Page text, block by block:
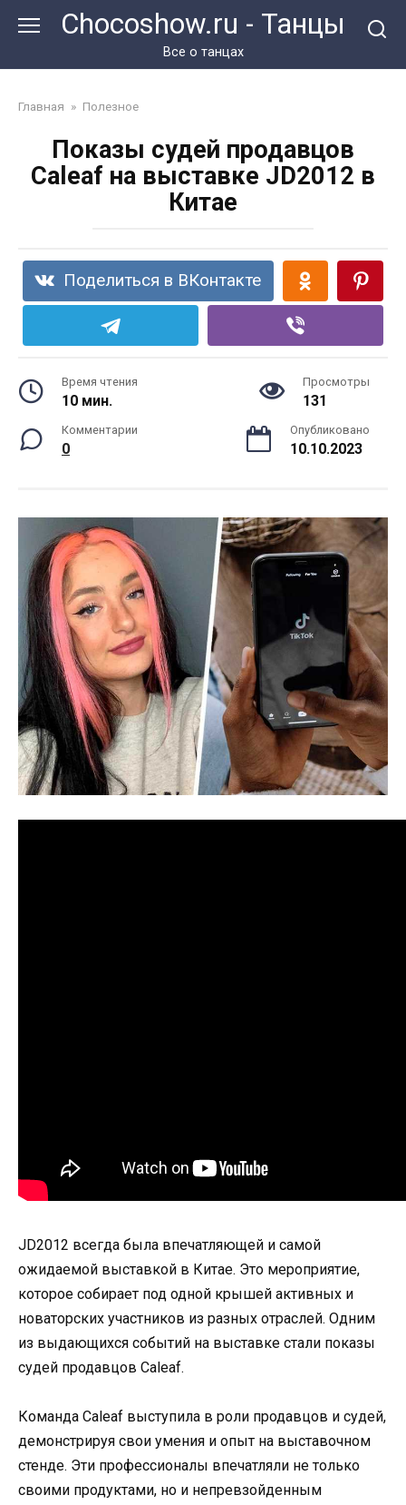
Chocoshow.ru - Танцы
Все о танцах
Главная » Полезное
Показы судей продавцов
Caleaf на выставке JD2012 в
Китае
Поделиться в ВКонтакте
Время чтения
10 мин.
Просмотры
131
Комментарии
0
Опубликовано
10.10.2023
JD2012 всегда была впечатляющей и самой
ожидаемой выставкой в Китае. Это мероприятие,
которое собирает под одной крышей активных и
новаторских участников из разных отраслей. Одним
из выдающихся событий на выставке стали показы
судей продавцов Caleaf.
Команда Caleaf выступила в роли продавцов и судей,
демонстрируя свои умения и опыт на выставочном
стенде. Эти профессионалы впечатляли не только
своими продуктами, но и непревзойденным